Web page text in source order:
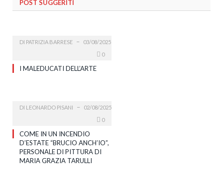
POST SUGGERITI
DI PATRIZIA BARRESE
03/08/2025
0
I MALEDUCATI DELL’ARTE
DI LEONARDO PISANI
02/08/2025
0
COME IN UN INCENDIO
D’ESTATE “BRUCIO ANCH’IO”,
PERSONALE DI PITTURA DI
MARIA GRAZIA TARULLI